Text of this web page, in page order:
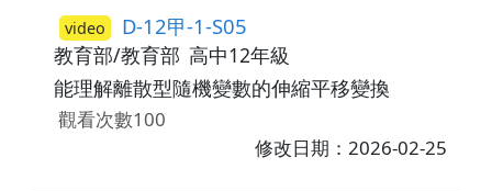
video D-12甲-1-S05
教育部/教育部 高中12年級
能理解離散型隨機變數的伸縮平移變換
觀看次數100
修改日期：2026-02-25